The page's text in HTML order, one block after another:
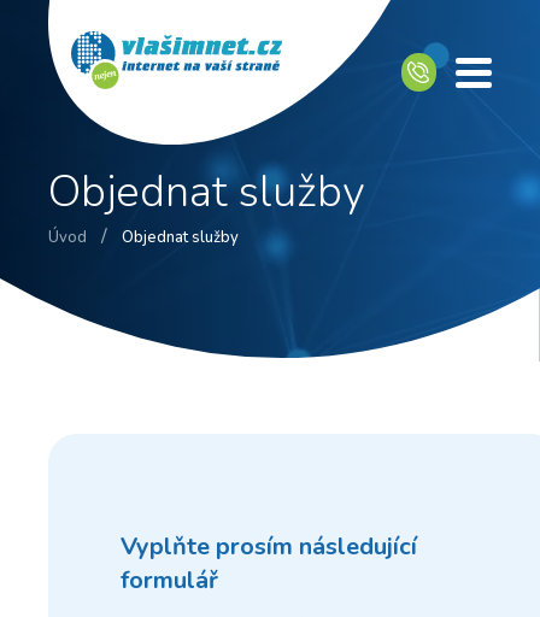
Objednat služby
Úvod / Objednat služby
Vyplňte prosím následující
formulář